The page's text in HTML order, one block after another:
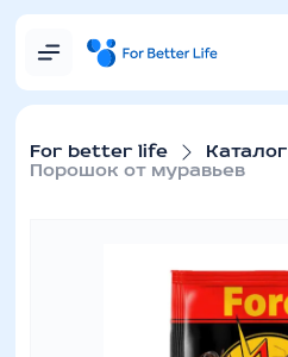
For better life Каталог
Порошок от муравьев